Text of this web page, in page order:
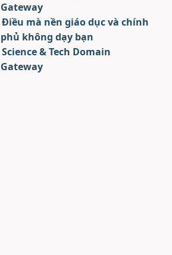
Gateway
Điều mà nền giáo dục và chính
phủ không dạy bạn
Science & Tech Domain
Gateway